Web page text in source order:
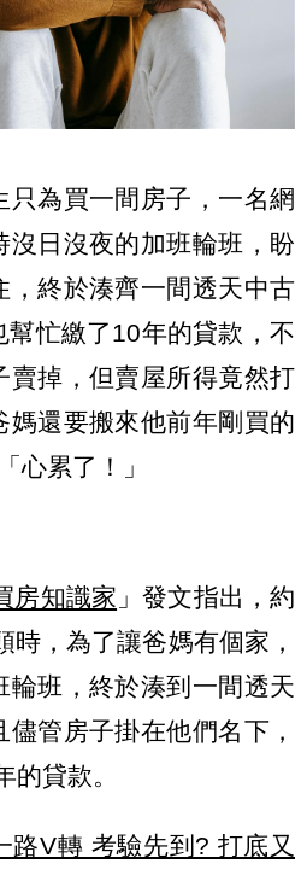
只為買一間房子，一名網
沒日沒夜的加班輪班，盼
，終於湊齊一間透天中古
幫忙繳了10年的貸款，不
賣掉，但賣屋所得竟然打
媽還要搬來他前年剛買的
心累了！」
房知識家 」發文指出，約
時，為了讓爸媽有個家，
輪班，終於湊到一間透天
管房子掛在他們名下，
的貸款。
V轉 考驗先到? 打底又